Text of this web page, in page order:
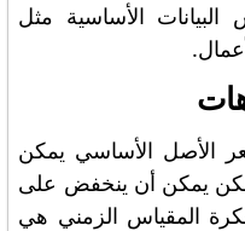
الأساسية مثل
الأصل الأساسي يمكن
يمكن أن ينخفض ​​على
المقياس الزمني هي